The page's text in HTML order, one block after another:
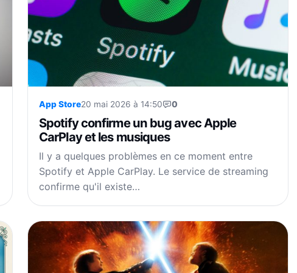
App Store20 mai 2026 à 14:50 0
Spotify confirme un bug avec Apple
CarPlay et les musiques
Il y a quelques problèmes en ce moment entre
Spotify et Apple CarPlay. Le service de streaming
confirme qu'il existe…